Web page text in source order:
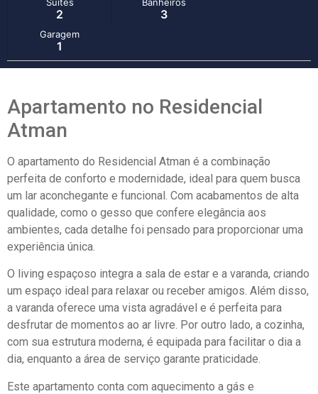
2 3
Garagem
1
Apartamento no Residencial
Atman
O apartamento do Residencial Atman é a combinação
perfeita de conforto e modernidade, ideal para quem busca
um lar aconchegante e funcional. Com acabamentos de alta
qualidade, como o gesso que confere elegância aos
ambientes, cada detalhe foi pensado para proporcionar uma
experiência única.
O living espaçoso integra a sala de estar e a varanda, criando
um espaço ideal para relaxar ou receber amigos. Além disso,
a varanda oferece uma vista agradável e é perfeita para
desfrutar de momentos ao ar livre. Por outro lado, a cozinha,
com sua estrutura moderna, é equipada para facilitar o dia a
dia, enquanto a área de serviço garante praticidade.
Este apartamento conta com aquecimento a gás e